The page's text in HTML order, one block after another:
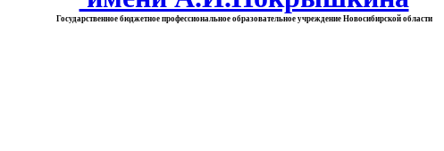
Государственное бюджетное профессиональное образовательное учреждение Новосибирской области